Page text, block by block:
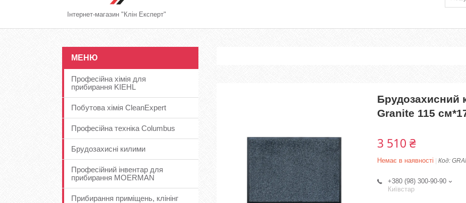
Інтернет-магазин "Клін Експерт"
Брудозахисний
Granite 115
3 510 ₴
Немає в наявності Код:
+380 (98) 300-90-90
Київстар
Професійна хімія для
прибирання KIEHL
Побутова хімія CleanExpert
Професійна техніка Columbus
Брудозахисні килими
Професійний інвентар для
прибирання MOERMAN
Прибирання приміщень, клінінг